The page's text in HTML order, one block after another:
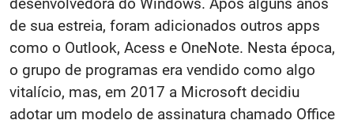
de sua estreia, foram adicionados outros apps
como o Outlook, Acess e OneNote. Nesta época,
o grupo de programas era vendido como algo
vitalício, mas, em 2017 a Microsoft decidiu
adotar um modelo de assinatura chamado Office